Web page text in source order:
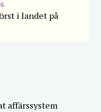
i landet på
affärssystem